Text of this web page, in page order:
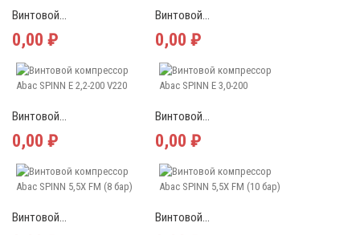
Винтовой...
0,00 ₽
Винтовой...
0,00 ₽
Винтовой...
0,00 ₽
Винтовой...
0,00 ₽
Винтовой... Винтовой...